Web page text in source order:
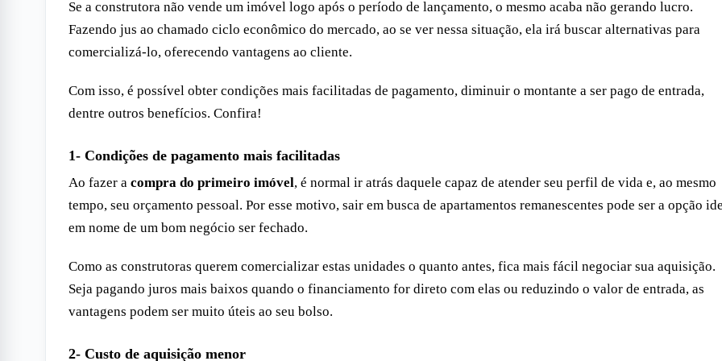
Se a construtora não vende um imóvel logo após o período de lançamento, o mesmo acaba não gerando lucro.
Fazendo jus ao chamado ciclo econômico do mercado, ao se ver nessa situação, ela irá buscar alternativas para
comercializá-lo, oferecendo vantagens ao cliente.
Com isso, é possível obter condições mais facilitadas de pagamento, diminuir o montante a ser pago de entrada,
dentre outros benefícios. Confira!
1- Condições de pagamento mais facilitadas
Ao fazer a compra do primeiro imóvel, é normal ir atrás daquele capaz de atender seu perfil de vida e, ao mesmo
tempo, seu orçamento pessoal. Por esse motivo, sair em busca de apartamentos remanescentes pode ser a opção
em nome de um bom negócio ser fechado.
Como as construtoras querem comercializar estas unidades o quanto antes, fica mais fácil negociar sua aquisição.
Seja pagando juros mais baixos quando o financiamento for direto com elas ou reduzindo o valor de entrada, as
vantagens podem ser muito úteis ao seu bolso.
2- Custo de aquisição menor